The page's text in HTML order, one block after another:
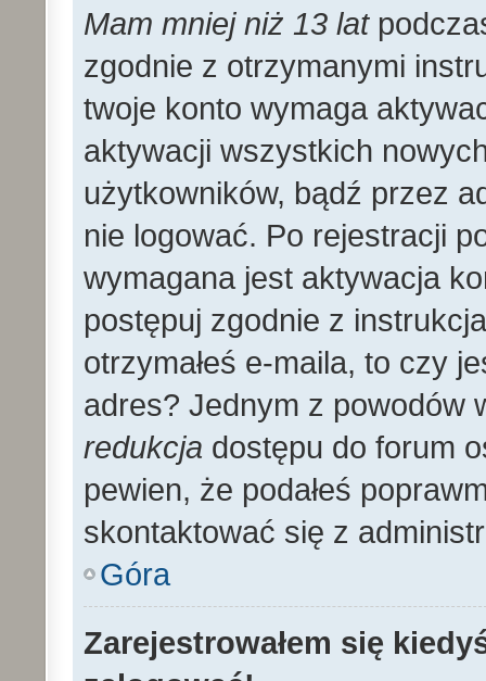
Mam mniej niż 13 lat
zgodnie z otrzymanymi
twoje konto wymaga
aktywacji wszystkich
użytkowników, bądź przez
nie logować. Po rejestracji
wymagana jest aktywacja
postępuj zgodnie z
otrzymałeś e-maila, to czy
adres? Jednym z powodów
redukcja dostępu do forum
pewien, że podałeś
skontaktować się z
Góra
Zarejestrowałem się